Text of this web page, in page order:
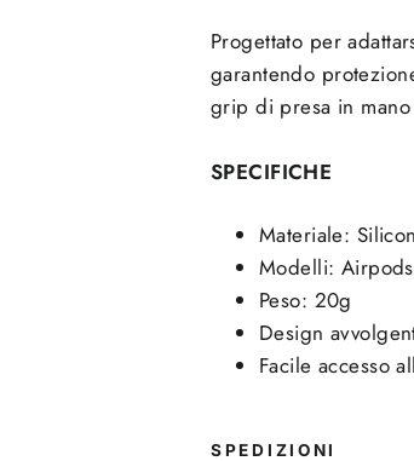
Progettato per
garantendo
grip di presa in
SPECIFICHE
Materiale:
Modelli:
Peso: 20g
Design
Facile accesso
SPEDIZIONI